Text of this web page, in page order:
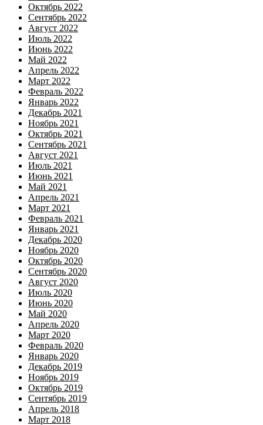
Октябрь 2022
Сентябрь 2022
Август 2022
Июль 2022
Июнь 2022
Май 2022
Апрель 2022
Март 2022
Февраль 2022
Январь 2022
Декабрь 2021
Ноябрь 2021
Октябрь 2021
Сентябрь 2021
Август 2021
Июль 2021
Июнь 2021
Май 2021
Апрель 2021
Март 2021
Февраль 2021
Январь 2021
Декабрь 2020
Ноябрь 2020
Октябрь 2020
Сентябрь 2020
Август 2020
Июль 2020
Июнь 2020
Май 2020
Апрель 2020
Март 2020
Февраль 2020
Январь 2020
Декабрь 2019
Ноябрь 2019
Октябрь 2019
Сентябрь 2019
Апрель 2018
Март 2018